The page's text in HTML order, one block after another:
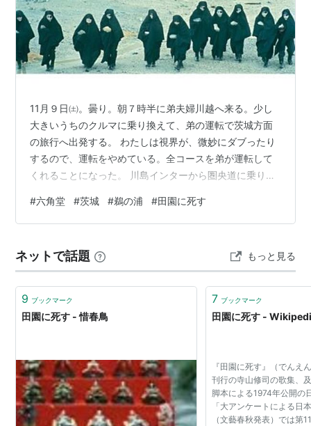
11月９日㈯。曇り。朝７時半に弟夫婦川越へ来る。少し
大きいうちのクルマに乗り換えて、弟の運転で茨城方面
の旅行へ出発する。 わたしは視界が、微妙にダブったり
するので、運転をやめている。全コースを弟が運転して
くれることになった。 川島インターから圏央道に乗り、
リアで、sekine夫妻と落ち合う計画。 川越から2時間半
くらいかかった。 予定の10時に2台のクルマが合流でき
るのはかえって遠くなるので、やむなく2台に分かれての
1泊旅行になる。 sekineさんは、前に仕事などで茨城へ来
#六角堂 #茨城 #鵜の浦 #田園に死す
ネットで話題 もっと見る
9 ブックマーク
田園に死す - 惜春鳥
7 ブックマーク
田園に死す -
『田園に死す』（でんえ
刊行の寺山修司の歌集、
脚本による1974年公開の
「大アンケートによる日
（文藝春秋発表）では第